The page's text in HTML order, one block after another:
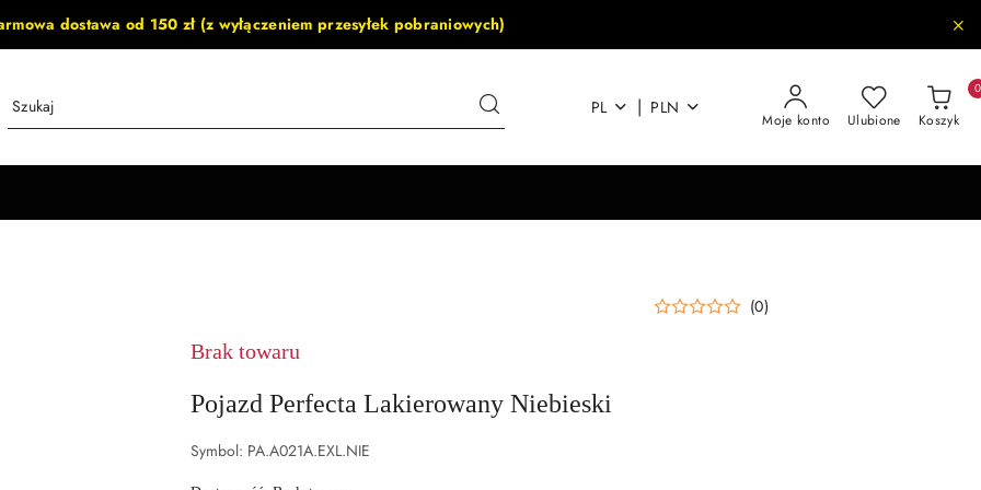
dostawa od 150 zł (z wyłączeniem przesyłek pobraniowych)
PL | PLN
Moje konto Ulubione Koszyk
0
(0)
Brak towaru
Pojazd Perfecta Lakierowany Niebieski
Symbol: PA.A021A.EXL.NIE